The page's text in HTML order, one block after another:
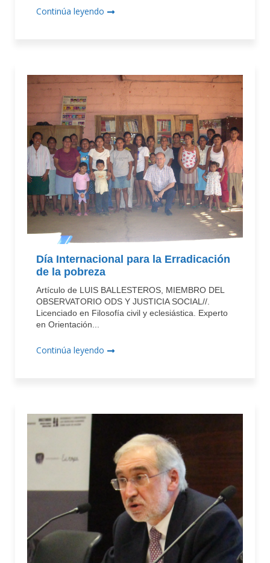
Continúa leyendo
Día Internacional para la Erradicación
de la pobreza
Artículo de LUIS BALLESTEROS, MIEMBRO DEL
OBSERVATORIO ODS Y JUSTICIA SOCIAL//.
Licenciado en Filosofía civil y eclesiástica. Experto
en Orientación...
Continúa leyendo